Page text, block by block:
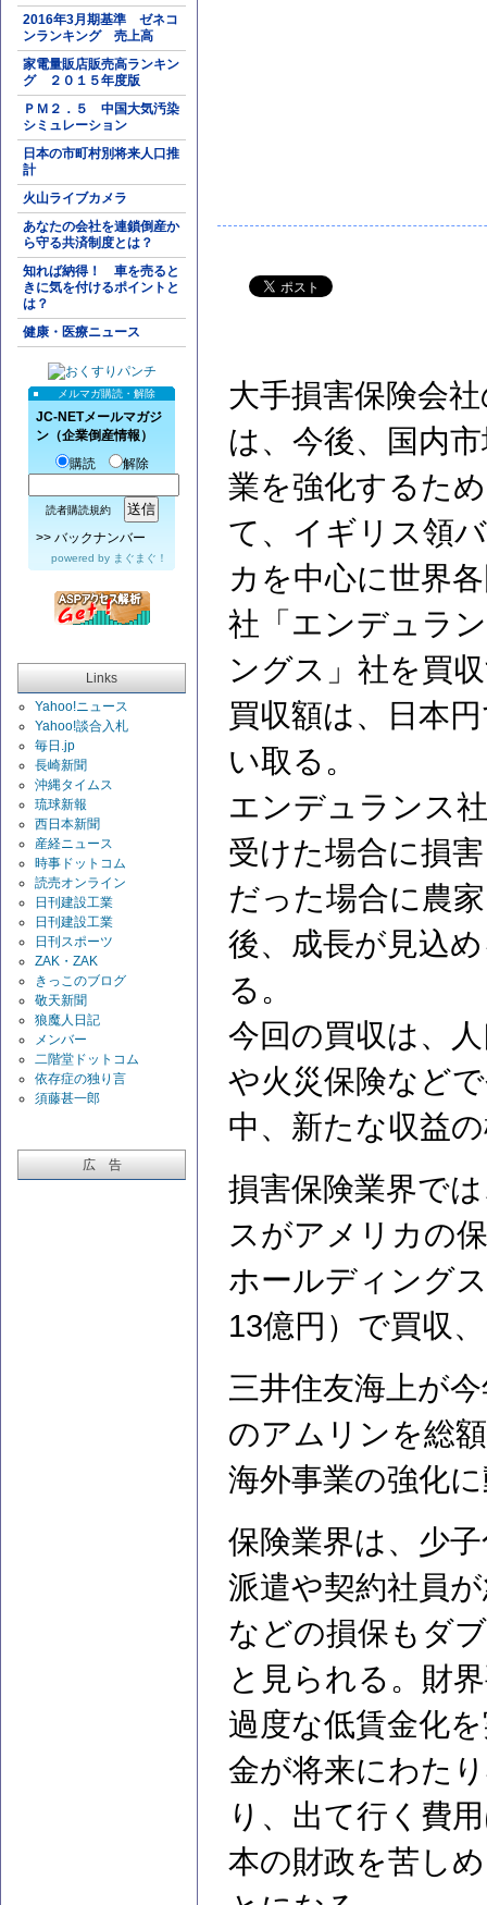
2016年3月期基準 ゼネコ
ンランキング 売上高
家電量販店販売高ランキン
グ ２０１５年度版
ＰＭ２．５ 中国大気汚染
シミュレーション
日本の市町村別将来人口推
計
火山ライブカメラ
あなたの会社を連鎖倒産か
ら守る共済制度とは？
知れば納得！ 車を売ると
きに気を付けるポイントと
は？
健康・医療ニュース
メルマガ購読・解除
JC-NETメールマガジ
ン（企業倒産情報）
購読
解除
読者購読規約
>> バックナンバー
powered by まぐまぐ！
Links
Yahoo!ニュース
Yahoo!談合入札
毎日.jp
長崎新聞
沖縄タイムス
琉球新報
西日本新聞
産経ニュース
時事ドットコム
読売オンライン
日刊建設工業
日刊建設工業
日刊スポーツ
ZAK・ZAK
きっこのブログ
敬天新聞
狼魔人日記
メンバー
二階堂ドットコム
依存症の独り言
須藤甚一郎
広 告
大手損害保険会
は、今後、国内
業を強化するた
て、イギリス領
カを中心に世界
社「エンデュラ
ングス」社を買
買収額は、日本
い取る。
エンデュランス
受けた場合に損
だった場合に農
後、成長が見込
る。
今回の買収は、
や火災保険など
中、新たな収益
損害保険業界で
スがアメリカの
ホールディング
13億円）で買収、
三井住友海上が
のアムリンを総
海外事業の強化
保険業界は、少
派遣や契約社員
などの損保もダ
と見られる。財
過度な低賃金化
金が将来にわた
り、出て行く費
本の財政を苦し